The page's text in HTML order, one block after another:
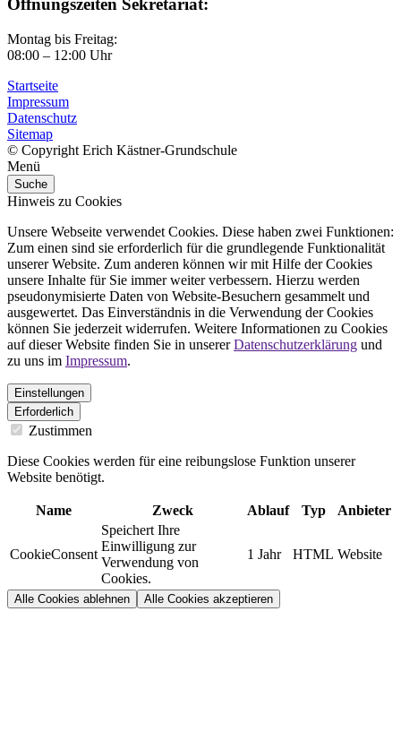
Öffnungszeiten Sekretariat:
Montag bis Freitag:
08:00 – 12:00 Uhr
Startseite
Impressum
Datenschutz
Sitemap
© Copyright Erich Kästner-Grundschule
Menü
Suche
Hinweis zu Cookies
Unsere Webseite verwendet Cookies. Diese haben zwei Funktionen:
Zum einen sind sie erforderlich für die grundlegende Funktionalität
unserer Website. Zum anderen können wir mit Hilfe der Cookies
unsere Inhalte für Sie immer weiter verbessern. Hierzu werden
pseudonymisierte Daten von Website-Besuchern gesammelt und
ausgewertet. Das Einverständnis in die Verwendung der Cookies
können Sie jederzeit widerrufen. Weitere Informationen zu Cookies
auf dieser Website finden Sie in unsererDatenschutzerklärung und
zu uns im Impressum.
Einstellungen
Erforderlich
Zustimmen
Diese Cookies werden für eine reibungslose Funktion unserer
Website benötigt.
Name Zweck Ablauf Typ Anbieter
CookieConsent
Speichert Ihre
Einwilligung zur
Verwendung von
Cookies.
1 Jahr HTML Website
Alle Cookies ablehnen Alle Cookies akzeptieren